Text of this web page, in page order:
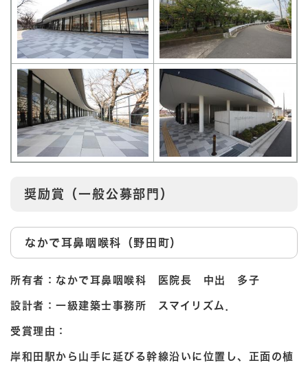
奨励賞（一般公募部門）
なかで耳鼻咽喉科（野田町）
所有者：なかで耳鼻咽喉科 医院長 中出 多子
設計者：一級建築士事務所 スマイリズム．
受賞理由：
岸和田駅から山手に延びる幹線沿いに位置し、正面の植